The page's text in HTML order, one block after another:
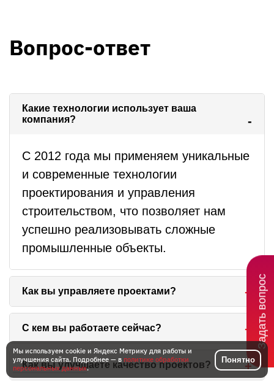
Вопрос-ответ
Какие технологии использует ваша
компания?
С 2012 года мы применяем уникальные
и современные технологии
проектирования и управления
строительством, что позволяет нам
успешно реализовывать сложные
промышленные объекты.
Как вы управляете проектами?
Мы определяем цели и задачи проекта,
учитываем объем работ, ресурсы и
сроки. Наша компания участвует как
С кем вы работаете сейчас?
Мы строим объекты для крупных
Как вы улучшаете качество проектов?
Мы используем cookie и Яндекс Метрику для работы и
улучшения сайта. Подробнее — в политике обработки
персональных данных.
Понятно
Задать вопрос